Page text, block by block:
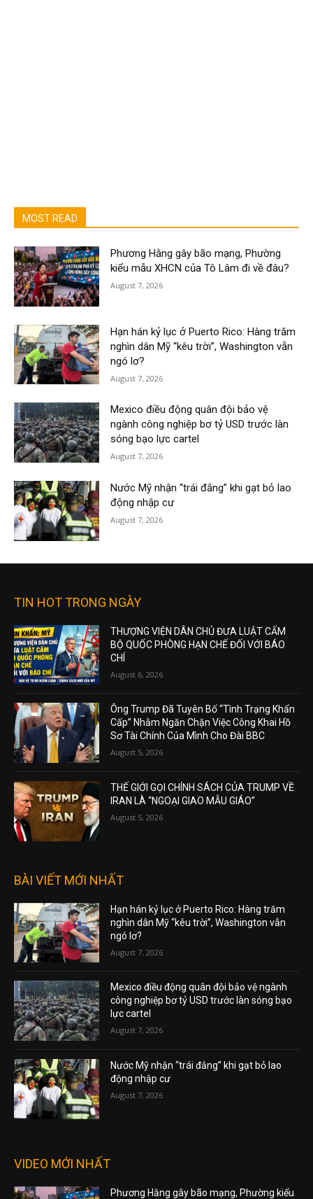
MOST READ
Phương Hằng gây bão mạng, Phường
kiểu mẫu XHCN của Tô Lâm đi về đâu?
August 7, 2026
Hạn hán kỷ lục ở Puerto Rico: Hàng trăm
nghìn dân Mỹ “kêu trời”, Washington vẫn
ngó lơ?
August 7, 2026
Mexico điều động quân đội bảo vệ
ngành công nghiệp bơ tỷ USD trước làn
sóng bạo lực cartel
August 7, 2026
Nước Mỹ nhận “trái đắng” khi gạt bỏ lao
động nhập cư
August 7, 2026
TIN HOT TRONG NGÀY
THƯỢNG VIỆN DÂN CHỦ ĐƯA LUẬT CẤM
BỘ QUỐC PHÒNG HẠN CHẾ ĐỐI VỚI BÁO
CHÍ
August 6, 2026
Ông Trump Đã Tuyên Bố “Tình Trạng Khẩn
Cấp” Nhằm Ngăn Chặn Việc Công Khai Hồ
Sơ Tài Chính Của Mình Cho Đài BBC
August 5, 2026
THẾ GIỚI GỌI CHÍNH SÁCH CỦA TRUMP VỀ
IRAN LÀ “NGOẠI GIAO MẪU GIÁO”
August 5, 2026
BÀI VIẾT MỚI NHẤT
Hạn hán kỷ lục ở Puerto Rico: Hàng trăm
nghìn dân Mỹ “kêu trời”, Washington vẫn
ngó lơ?
August 7, 2026
Mexico điều động quân đội bảo vệ ngành
công nghiệp bơ tỷ USD trước làn sóng bạo
lực cartel
August 7, 2026
Nước Mỹ nhận “trái đắng” khi gạt bỏ lao
động nhập cư
August 7, 2026
VIDEO MỚI NHẤT
Phương Hằng gây bão mạng, Phường kiểu